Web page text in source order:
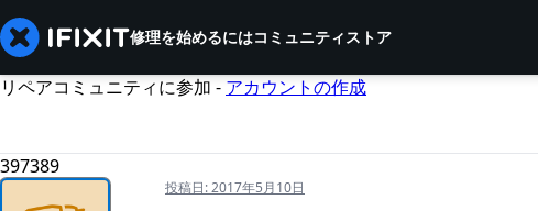
修理を始めるにはコミュニティストア
リペアコミュニティに参加 - アカウントの作成
397389
投稿日:2017年5月10日